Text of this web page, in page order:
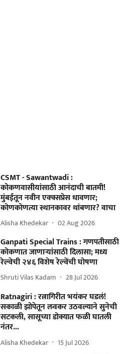
CSMT - Sawantwadi :
कोकणवासीयांसाठी आनंदाची बातमी!
मुंबईतून नवीन एक्क्सप्रेस धावणार;
कोणकोणत्या स्थानकावर थांबणार? वाचा
Alisha Khedekar 02 Aug 2026
Ganpati Special Trains : गणपतीसाठी
कोकणात जाणाऱ्यांसाठी दिलासा; मध्य
रेल्वेची २४६ विशेष रेल्वेंची घोषणा
Shruti Vilas Kadam 28 Jul 2026
Ratnagiri : रत्नागिरीत भयंकर घडलं!
सकाळी झोपेतून लवकर उठवल्याने सुनेची
सटकली, सासूच्या डोक्यात फळी घातली
नंतर...
Alisha Khedekar 15 Jul 2026